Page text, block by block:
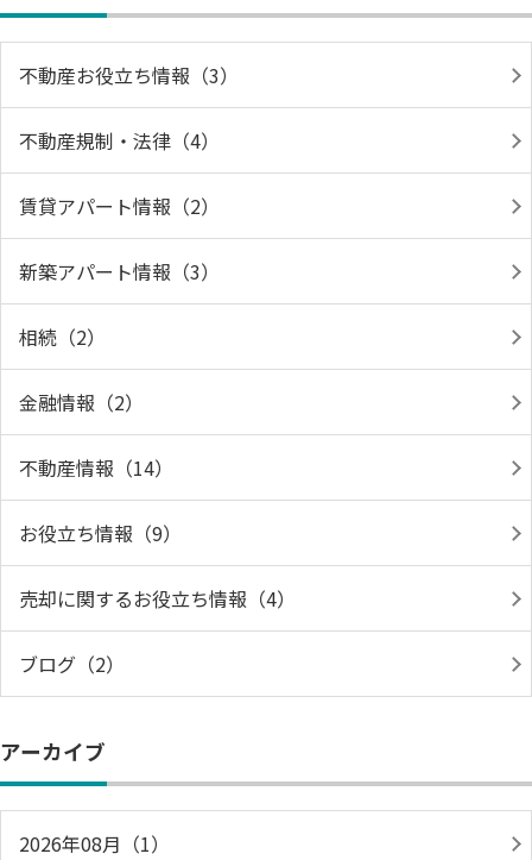
不動産お役立ち情報（3）
不動産規制・法律（4）
賃貸アパート情報（2）
新築アパート情報（3）
相続（2）
金融情報（2）
不動産情報（14）
お役立ち情報（9）
売却に関するお役立ち情報（4）
ブログ（2）
アーカイブ
2026年08月（1）